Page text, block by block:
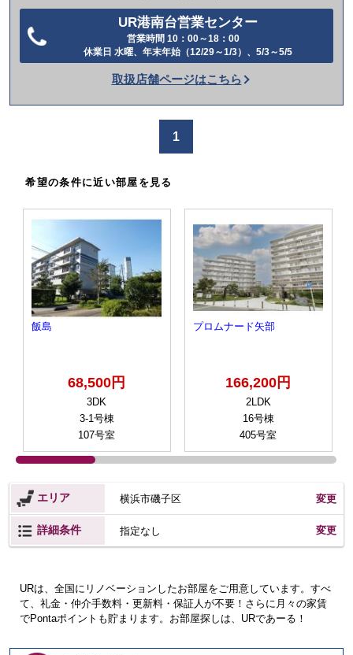
UR港南台営業センター
営業時間 10：00～18：00
休業日 水曜、年末年始（12/29～1/3）、5/3～5/5
話
か
取扱店舗ページはこちら
1
希望の条件に近い部屋を見る
飯島
68,500円
3DK
3-1号棟
107号室
プロムナード矢部
166,200円
2LDK
16号棟
405号室
エリア 横浜市磯子区 変更
詳細条件 指定なし 変更
URは、全国にリノベーションしたお部屋をご用意しています。すべ
て、礼金・仲介手数料・更新料・保証人が不要！さらに月々の家賃
でPontaポイントも貯まります。お部屋探しは、URであーる！